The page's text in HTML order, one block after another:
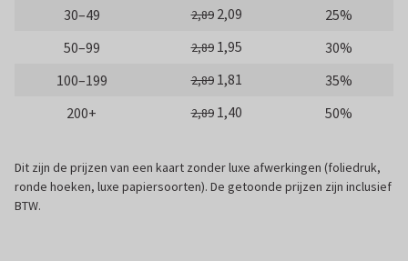
30–49
2,89 2,09
25%
50–99
2,89 1,95
30%
100–199
2,89 1,81
35%
200+
2,89 1,40 50%
Dit zijn de prijzen van een kaart zonder luxe afwerkingen (foliedruk,
ronde hoeken, luxe papiersoorten). De getoonde prijzen zijn inclusief
BTW.